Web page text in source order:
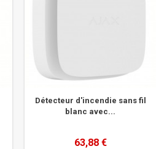
Détecteur d'incendie sans fil
blanc avec...
63,88 €